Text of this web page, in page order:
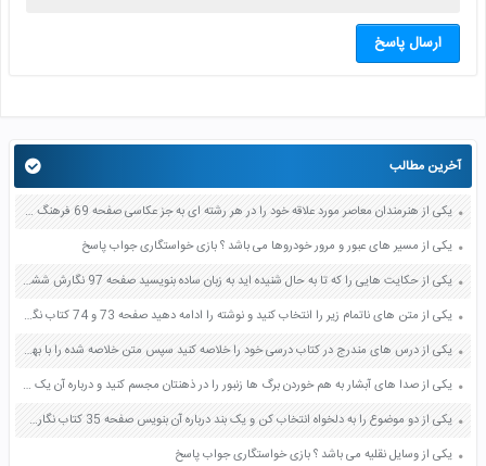
ارسال پاسخ
آخرین مطالب
یکی از هنرمندان معاصر مورد علاقه خود را در هر رشته ای به جز عکاسی صفحه 69 فرهنگ و هنر نهم
یکی از مسیر های عبور و مرور خودروها می باشد ؟ بازی خواستگاری جواب پاسخ
یکی از حکایت هایی را که تا به حال شنیده اید به زبان ساده بنویسید صفحه 97 نگارش ششم دبستان
یکی از متن های ناتمام زیر را انتخاب کنید و نوشته را ادامه دهید صفحه 73 و 74 کتاب نگارش فارسی پنجم دبستان
یکی از درس های مندرج در کتاب درسی خود را خلاصه کنید سپس متن خلاصه شده را با بهره گیری از روش های دسته بندی نمودار جدول نقشه مفهومی نشان دهید صفحه 118 نگارش یازدهم
یکی از صدا های آبشار به هم خوردن برگ ها زنبور را در ذهنتان مجسم کنید و درباره آن یک بند بنویسید صفحه 11 نگارش پنجم
یکی از دو موضوع را به دلخواه انتخاب کن و یک بند درباره آن بنویس صفحه 35 کتاب نگارش فارسی سوم
یکی از وسایل نقلیه می باشد ؟ بازی خواستگاری جواب پاسخ